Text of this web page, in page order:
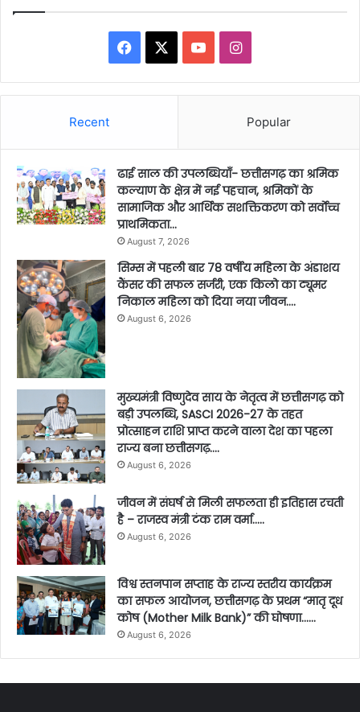
Facebook YouTubeInstagram
Recent Popular
ढाई साल की उपलब्धियाँ- छत्तीसगढ़ का श्रमिक
कल्याण के क्षेत्र में नई पहचान, श्रमिकों के
सामाजिक और आर्थिक सशक्तिकरण को सर्वाेच्च
प्राथमिकता…
August 7, 2026
सिम्स में पहली बार 78 वर्षीय महिला के अंडाशय
कैंसर की सफल सर्जरी, एक किलो का ट्यूमर
निकाल महिला को दिया नया जीवन….
August 6, 2026
मुख्यमंत्री विष्णुदेव साय के नेतृत्व में छत्तीसगढ़ को
बड़ी उपलब्धि, SASCI 2026-27 के तहत
प्रोत्साहन राशि प्राप्त करने वाला देश का पहला
राज्य बना छत्तीसगढ़….
August 6, 2026
जीवन में संघर्ष से मिली सफलता ही इतिहास रचती
है – राजस्व मंत्री टंक राम वर्मा…..
August 6, 2026
विश्व स्तनपान सप्ताह के राज्य स्तरीय कार्यक्रम
का सफल आयोजन, छत्तीसगढ़ के प्रथम “मातृ दूध
कोष (Mother Milk Bank)” की घोषणा……
August 6, 2026